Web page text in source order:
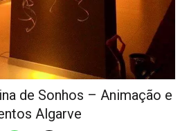
de Sonhos – Animação e
Algarve